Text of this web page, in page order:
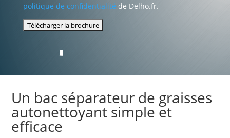
politique de confidentialité de Delho.fr.
Un bac séparateur de graisses
autonettoyant simple et
efficace